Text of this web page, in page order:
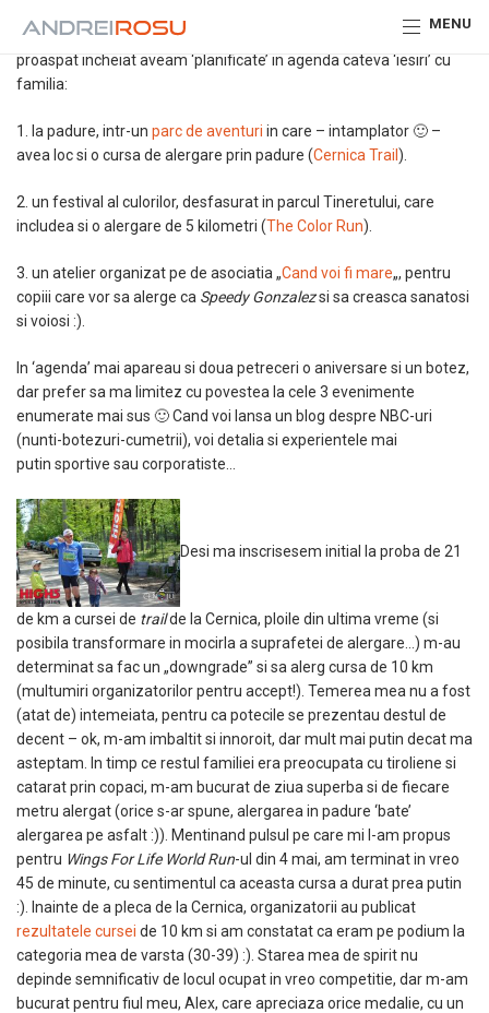
MENU
notat in agenda / calendar :). Pentru sfarsitul de saptamana
proaspat incheiat aveam ‘planificate’ in agenda cateva ‘iesiri’ cu
familia:
1. la padure, intr-un parc de aventuri in care – intamplator 🙂 –
avea loc si o cursa de alergare prin padure (Cernica Trail ).
2. un festival al culorilor, desfasurat in parcul Tineretului, care
includea si o alergare de 5 kilometri (The Color Run).
3. un atelier organizat pe de asociatia „Cand voi fi mare„, pentru
copiii care vor sa alerge ca Speedy Gonzalezsi sa creasca sanatosi
si voiosi :).
In ‘agenda’ mai apareau si doua petreceri o aniversare si un botez,
dar prefer sa ma limitez cu povestea la cele 3 evenimente
enumerate mai sus 🙂 Cand voi lansa un blog despre NBC-uri
(nunti-botezuri-cumetrii), voi detalia si experientele mai
putin sportive sau corporatiste…
Desi ma inscrisesem initial la proba de 21
de km a cursei de trailde la Cernica, ploile din ultima vreme (si
posibila transformare in mocirla a suprafetei de alergare…) m-au
determinat sa fac un „downgrade” si sa alerg cursa de 10 km
(multumiri organizatorilor pentru accept!). Temerea mea nu a fost
(atat de) intemeiata, pentru ca potecile se prezentau destul de
decent – ok, m-am imbaltit si innoroit, dar mult mai putin decat ma
asteptam. In timp ce restul familiei era preocupata cu tiroliene si
catarat prin copaci, m-am bucurat de ziua superba si de fiecare
metru alergat (orice s-ar spune, alergarea in padure ‘bate’
alergarea pe asfalt :)). Mentinand pulsul pe care mi l-am propus
pentru Wings For Life World Run-ul din 4 mai, am terminat in vreo
45 de minute, cu sentimentul ca aceasta cursa a durat prea putin
:). Inainte de a pleca de la Cernica, organizatorii au publicat
rezultatele cursei de 10 km si am constatat ca eram pe podium la
categoria mea de varsta (30-39) :). Starea mea de spirit nu
depinde semnificativ de locul ocupat in vreo competitie, dar m-am
bucurat pentru fiul meu, Alex, care apreciaza orice medalie, cu un